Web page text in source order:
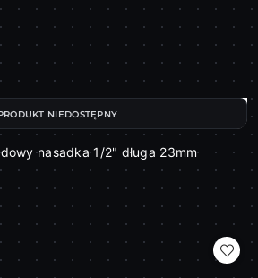
nasadka 1/2" długa 23mm
NIEDOSTĘPNY